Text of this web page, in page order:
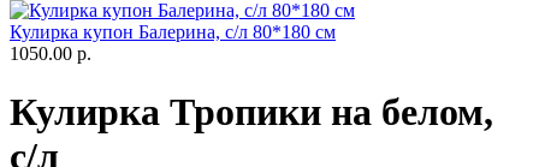
Кулирка купон Балерина, с/л 80*180 см
1050.00 р.
Кулирка Тропики на белом,
с/л